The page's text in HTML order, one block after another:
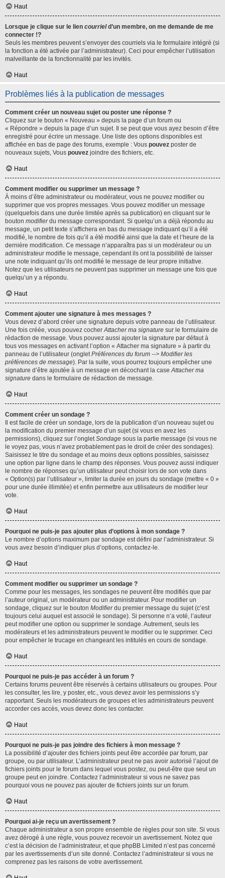
Haut
Lorsque je clique sur le lien courrield’un membre, on me demande de me
connecter !?
Seuls les membres peuvent s’envoyer des courriels via le formulaire intégré (si
la fonction a été activée par l’administrateur). Ceci pour empêcher l’utilisation
malveillante de la fonctionnalité par les invités.
Haut
Problèmes liés à la publication de messages
Comment créer un nouveau sujet ou poster une réponse ?
Cliquez sur le bouton « Nouveau » depuis la page d’un forum ou
« Répondre » depuis la page d’un sujet. Il se peut que vous ayez besoin d’être
enregistré pour écrire un message. Une liste des options disponibles est
affichée en bas de page des forums, exemple : Vous pouvez poster de
nouveaux sujets, Vous pouvez joindre des fichiers, etc.
Haut
Comment modifier ou supprimer un message ?
À moins d’être administrateur ou modérateur, vous ne pouvez modifier ou
supprimer que vos propres messages. Vous pouvez modifier un message
(quelquefois dans une durée limitée après sa publication) en cliquant sur le
bouton modifierdu message correspondant. Si quelqu’un a déjà répondu au
message, un petit texte s’affichera en bas du message indiquant qu’il a été
modifié, le nombre de fois qu’il a été modifié ainsi que la date et l’heure de la
dernière modification. Ce message n’apparaîtra pas si un modérateur ou un
administrateur modifie le message, cependant ils ont la possibilité de laisser
une note indiquant qu’ils ont modifié le message de leur propre initiative.
Notez que les utilisateurs ne peuvent pas supprimer un message une fois que
quelqu’un y a répondu.
Haut
Comment ajouter une signature à mes messages ?
Vous devez d’abord créer une signature depuis votre panneau de l’utilisateur.
Une fois créée, vous pouvez cocherAttacher ma signature sur le formulaire de
rédaction de message. Vous pouvez aussi ajouter la signature par défaut à
tous vos messages en activant l’option « Attacher ma signature » à partir du
panneau de l’utilisateur (ongletPréférences du forum --> Modifier les
préférences de message). Par la suite, vous pourrez toujours empêcher une
signature d’être ajoutée à un message en décochant la caseAttacher ma
signature dans le formulaire de rédaction de message.
Haut
Comment créer un sondage ?
Il est facile de créer un sondage, lors de la publication d’un nouveau sujet ou
la modification du premier message d’un sujet (si vous en avez les
permissions), cliquez sur l’ongletSondage sous la partie message (si vous ne
le voyez pas, vous n’avez probablement pas le droit de créer des sondages).
Saisissez le titre du sondage et au moins deux options possibles, saisissez
une option par ligne dans le champ des réponses. Vous pouvez aussi indiquer
le nombre de réponses qu’un utilisateur peut choisir lors de son vote dans
« Option(s) par l’utilisateur », limiter la durée en jours du sondage (mettre « 0 »
pour une durée illimitée) et enfin permettre aux utilisateurs de modifier leur
vote.
Haut
Pourquoi ne puis-je pas ajouter plus d’options à mon sondage ?
Le nombre d’options maximum par sondage est défini par l’administrateur. Si
vous avez besoin d’indiquer plus d’options, contactez-le.
Haut
Comment modifier ou supprimer un sondage ?
Comme pour les messages, les sondages ne peuvent être modifiés que par
l’auteur original, un modérateur ou un administrateur. Pour modifier un
sondage, cliquez sur le bouton Modifierdu premier message du sujet (c’est
toujours celui auquel est associé le sondage). Si personne n’a voté, l’auteur
peut modifier une option ou supprimer le sondage. Autrement, seuls les
modérateurs et les administrateurs peuvent le modifier ou le supprimer. Ceci
pour empêcher le trucage en changeant les intitulés en cours de sondage.
Haut
Pourquoi ne puis-je pas accéder à un forum ?
Certains forums peuvent être réservés à certains utilisateurs ou groupes. Pour
les consulter, les lire, y poster, etc., vous devez avoir les permissions s’y
rapportant. Seuls les modérateurs de groupes et les administrateurs peuvent
accorder ces accès, vous devez donc les contacter.
Haut
Pourquoi ne puis-je pas joindre des fichiers à mon message ?
La possibilité d’ajouter des fichiers joints peut être accordée par forum, par
groupe, ou par utilisateur. L’administrateur peut ne pas avoir autorisé l’ajout de
fichiers joints pour le forum dans lequel vous postez, ou peut-être que seul un
groupe peut en joindre. Contactez l’administrateur si vous ne savez pas
pourquoi vous ne pouvez pas ajouter de fichiers joints sur un forum.
Haut
Pourquoi ai-je reçu un avertissement ?
Chaque administrateur a son propre ensemble de règles pour son site. Si vous
avez dérogé à une règle, vous pouvez recevoir un avertissement. Notez que
c’est la décision de l’administrateur, et que phpBB Limited n’est pas concerné
par les avertissements d’un site donné. Contactez l’administrateur si vous ne
comprenez pas les raisons de votre avertissement.